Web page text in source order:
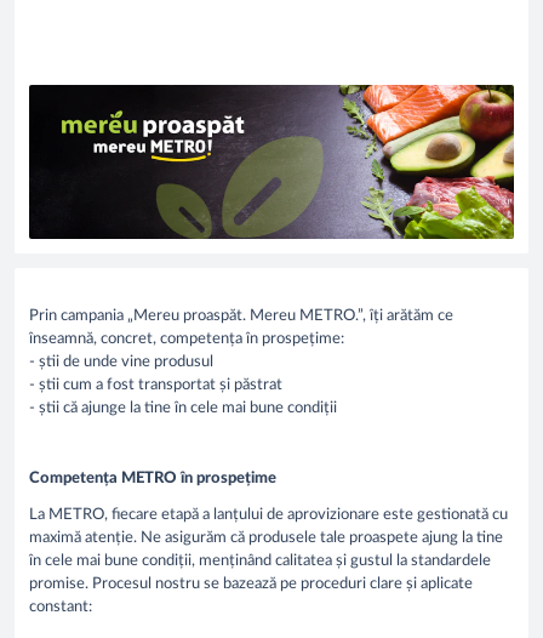
Prin campania „Mereu proaspăt. Mereu METRO.”, îți arătăm ce
înseamnă, concret, competența în prospețime:
- știi de unde vine produsul
- știi cum a fost transportat și păstrat
- știi că ajunge la tine în cele mai bune condiții
Competența METRO în prospețime
La METRO, fiecare etapă a lanțului de aprovizionare este gestionată cu
maximă atenție. Ne asigurăm că produsele tale proaspete ajung la tine
în cele mai bune condiții, menținând calitatea și gustul la standardele
promise. Procesul nostru se bazează pe proceduri clare și aplicate
constant: